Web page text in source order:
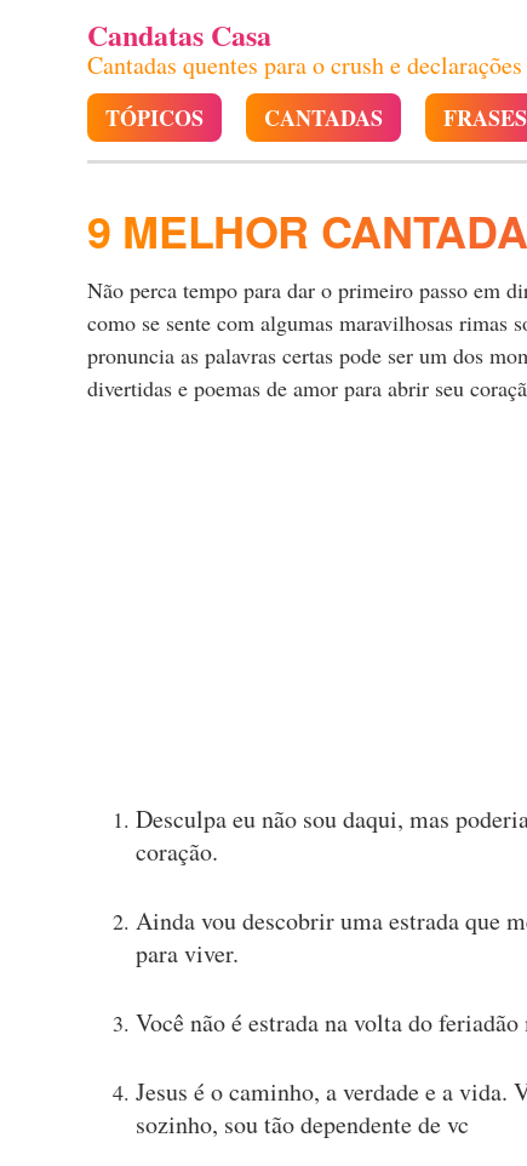
Candatas Casa
Cantadas quentes para o crush e
TÓPICOS CANTADAS FRASES
9 MELHOR
Não perca tempo para dar o primeiro passo em
como se sente com algumas maravilhosas rimas
pronuncia as palavras certas pode ser um dos
divertidas e poemas de amor para abrir seu
Desculpa eu não sou daqui, mas
coração.
Ainda vou descobrir uma estrada que
para viver.
Você não é estrada na volta do
Jesus é o caminho, a verdade e a
sozinho, sou tão dependente de vc